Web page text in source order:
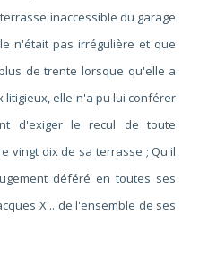
inaccessible du garage
n'était pas irrégulière et que
de trente lorsque qu'elle a
elle n'a pu lui conférer
d'exiger le recul de toute
vingt dix de sa terrasse ; Qu'il
déféré en toutes ses
X... de l'ensemble de ses